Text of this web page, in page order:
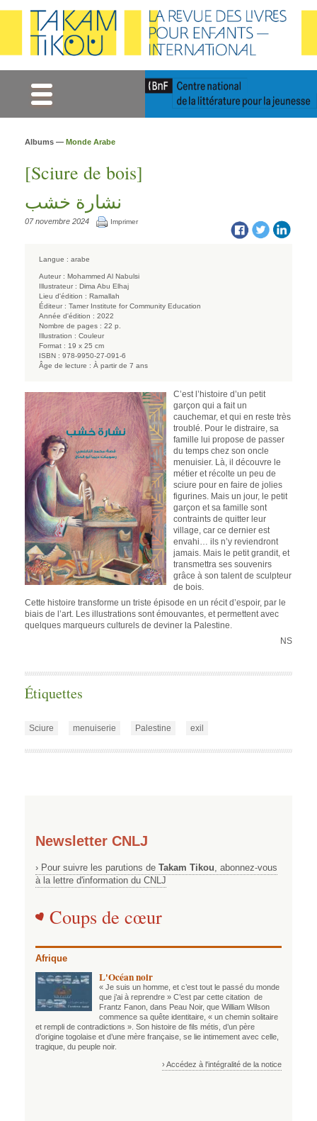
Albums — Monde Arabe
[Sciure de bois]
نشارة خشب
07 novembre 2024 Imprimer
Langue : arabe
Auteur : Mohammed Al Nabulsi
Illustrateur : Dima Abu Elhaj
Lieu d'édition : Ramallah
Éditeur : Tamer Institute for Community Education
Année d'édition : 2022
Nombre de pages : 22 p.
Illustration : Couleur
Format : 19 x 25 cm
ISBN : 978-9950-27-091-6
Âge de lecture : À partir de 7 ans
C’est l’histoire d’un petit
garçon qui a fait un
cauchemar, et qui en reste très
troublé. Pour le distraire, sa
famille lui propose de passer
du temps chez son oncle
menuisier. Là, il découvre le
métier et récolte un peu de
sciure pour en faire de jolies
figurines. Mais un jour, le petit
garçon et sa famille sont
contraints de quitter leur
village, car ce dernier est
envahi… ils n’y reviendront
jamais. Mais le petit grandit, et
transmettra ses souvenirs
grâce à son talent de sculpteur
de bois.
Cette histoire transforme un triste épisode en un récit d’espoir, par le
biais de l’art. Les illustrations sont émouvantes, et permettent avec
quelques marqueurs culturels de deviner la Palestine.
NS
Étiquettes
Sciure menuiserie Palestine exil
Newsletter CNLJ
› Pour suivre les parutions de Takam Tikou , abonnez-vous
à la lettre d'information du CNLJ
Coups de cœur
Afrique
L'Océan noir
« Je suis un homme, et c’est tout le passé du monde
que j’ai à reprendre » C’est par cette citation de
Frantz Fanon, dans Peau Noir, que William Wilson
commence sa quête identitaire, « un chemin solitaire
et rempli de contradictions ». Son histoire de fils métis, d’un père
d’origine togolaise et d’une mère française, se lie intimement avec celle,
tragique, du peuple noir.
› Accédez à l'intégralité de la notice